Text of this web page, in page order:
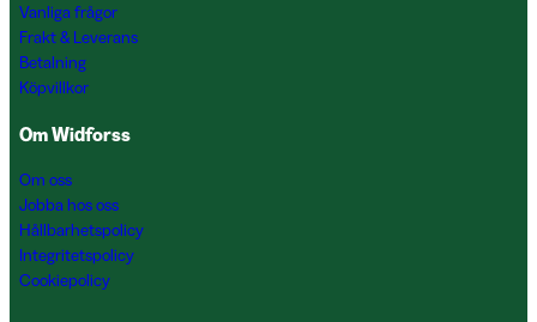
Vanliga frågor
Frakt & Leverans
Betalning
Köpvillkor
Om Widforss
Om oss
Jobba hos oss
Hållbarhetspolicy
Integritetspolicy
Cookiepolicy